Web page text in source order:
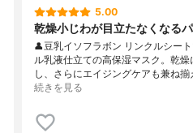
5.00
乾燥小じわが目立たなくなる
👤豆乳イソフラボン リンクルシー
ル乳液仕立ての高保湿マスク。乾燥
し、さらにエイジングケアも兼ね
続きを見る